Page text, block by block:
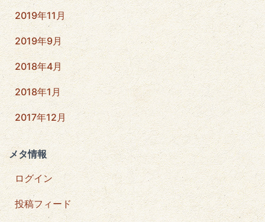
2019年11月
2019年9月
2018年4月
2018年1月
2017年12月
メタ情報
ログイン
投稿フィード